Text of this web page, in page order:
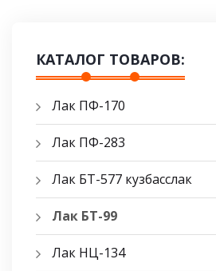
КАТАЛОГ ТОВАРОВ:
Лак ПФ-170
Лак ПФ-283
Лак БТ-577 кузбасслак
Лак БТ-99
Лак НЦ-134